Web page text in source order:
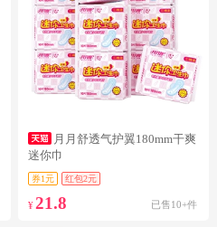
月月舒透气护翼180mm干爽
迷你巾
券1元 红包2元
¥21.8 已售10+件